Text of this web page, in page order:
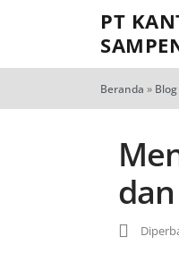
PT
Beranda » Blog